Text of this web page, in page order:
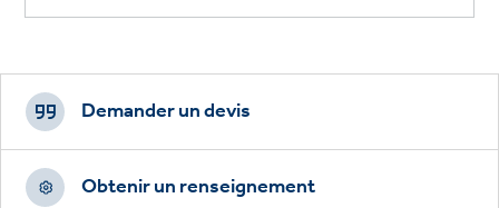
Footer
CTAs
Demander un devis
Obtenir un renseignement